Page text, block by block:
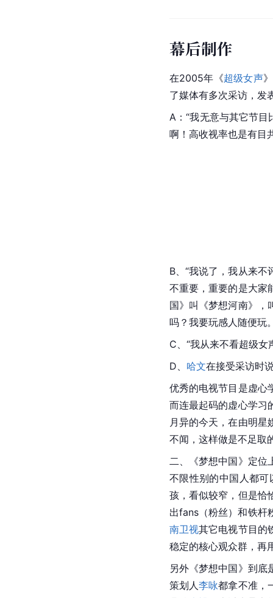
幕后制作
在2005年《超级女声
了媒体有多次采访，发
A：“我无意与其它节目
啊！高收视率也是有目
B、“我说了，我从来
不重要，重要的是大家
国》叫《梦想河南》，
吗？我要玩感人随便玩
C、“我从来不看超级女
D、 哈文在接受采访时
优秀的电视节目是虚心
而连最起码的虚心学习
月异的今天，在由明
不闻，这样做是不足取
二、《梦想中国》定位
不限性别的中国人都
孩，看似较窄，但是恰
出fans（粉丝）和铁杆
南卫视其它电视节目的
稳定的核心观众群，再
另外《梦想中国》到底
策划人李咏都拿不准，